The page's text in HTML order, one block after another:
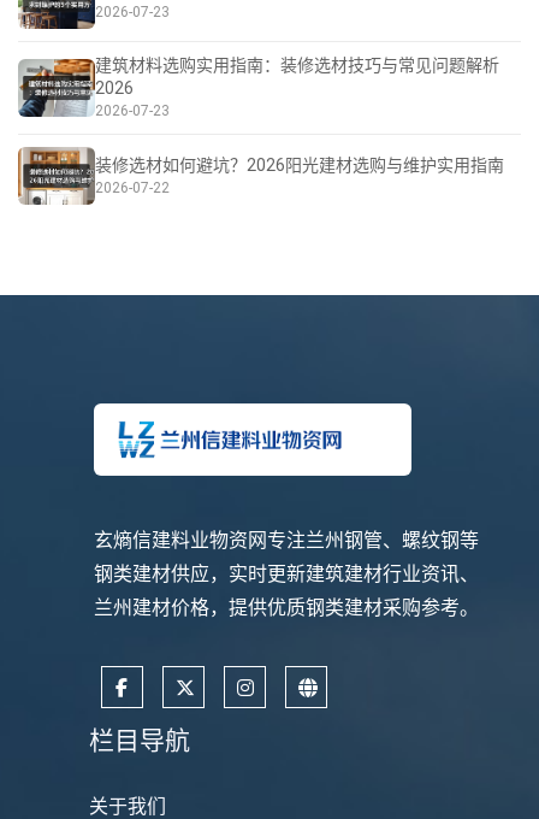
2026-07-23
建筑材料选购实用指南：装修选材技巧与常见问题解析
2026
2026-07-23
装修选材如何避坑？2026阳光建材选购与维护实用指南
2026-07-22
玄熵信建料业物资网专注兰州钢管、螺纹钢等
钢类建材供应，实时更新建筑建材行业资讯、
兰州建材价格，提供优质钢类建材采购参考。
栏目导航
关于我们